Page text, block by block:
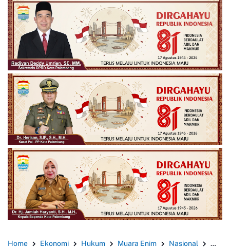
Home Ekonomi Hukum Muara Enim Nasional